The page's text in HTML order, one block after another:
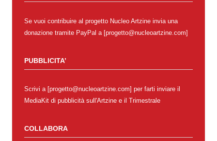
Se vuoi contribuire al progetto Nucleo Artzine invia una
donazione tramite PayPal a [progetto@nucleoartzine.com]
PUBBLICITA’
Scrivi a [progetto@nucleoartzine.com] per farti inviare il
MediaKit di pubblicità sull'Artzine e il Trimestrale
COLLABORA